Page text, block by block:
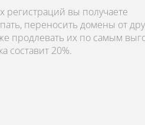
вы получаете
переносить домены от
продлевать их по самым
составит 20%.